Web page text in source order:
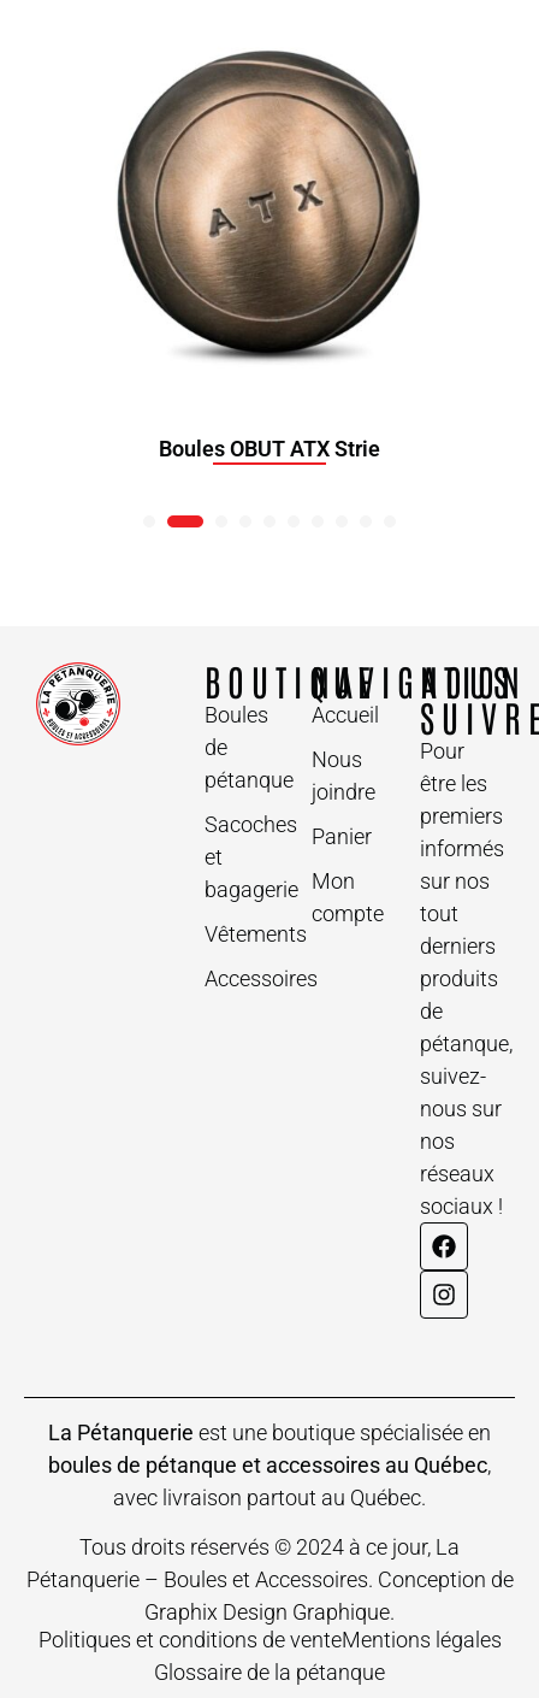
Boules OBUT ATX Strie
BOUTIQUE
Boules
de
pétanque
Sacoches
et
bagagerie
Vêtements
Accessoires
NAVIGATION
Accueil
Nous
joindre
Panier
Mon
compte
NOUS
Pour
être les
premiers
informés
sur nos
tout
derniers
produits
de
pétanque,
suivez-
nous sur
nos
réseaux
sociaux !
La Pétanquerie est une boutique spécialisée en
boules de pétanque et accessoires au Québec,
avec livraison partout au Québec.
Tous droits réservés © 2024 à ce jour, La
Pétanquerie – Boules et Accessoires. Conception de
Graphix Design Graphique.
Politiques et conditions de venteMentions légales
Glossaire de la pétanque